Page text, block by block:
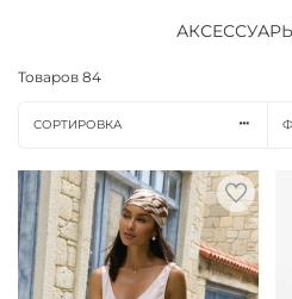
Товаров 84
СОРТИРОВКА